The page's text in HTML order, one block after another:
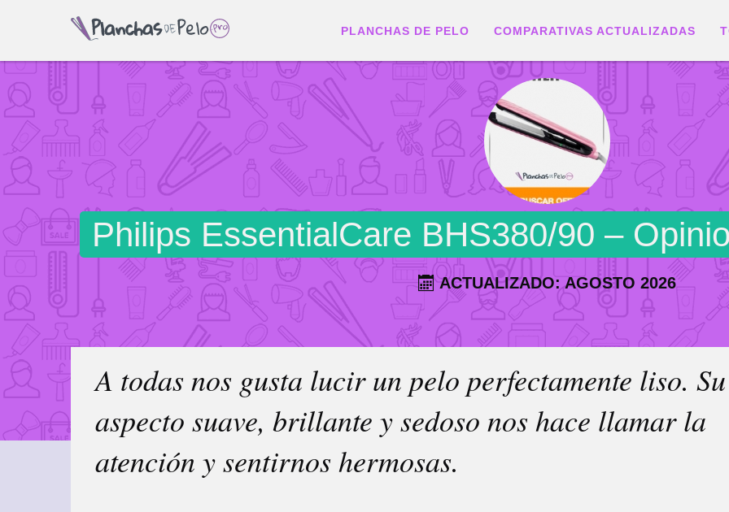
Philips EssentialCare BHS380/90 –
ACTUALIZADO: AGOSTO 2026
A todas nos gusta lucir un pelo perfectamente liso. Su
aspecto suave, brillante y sedoso nos hace llamar la
atención y sentirnos hermosas.
PLANCHAS DE PELO COMPARATIVAS ACTUALIZADAS